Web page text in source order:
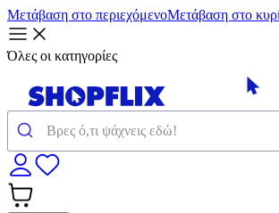
Μετάβαση στο περιεχόμενοΜετάβαση στο
Όλες οι κατηγορίες